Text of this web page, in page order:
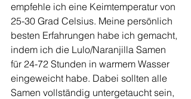
empfehle ich eine Keimtemperatur von
25-30 Grad Celsius. Meine persönlich
besten Erfahrungen habe ich gemacht,
indem ich die Lulo/Naranjilla Samen
für 24-72 Stunden in warmem Wasser
eingeweicht habe. Dabei sollten alle
Samen vollständig untergetaucht sein,